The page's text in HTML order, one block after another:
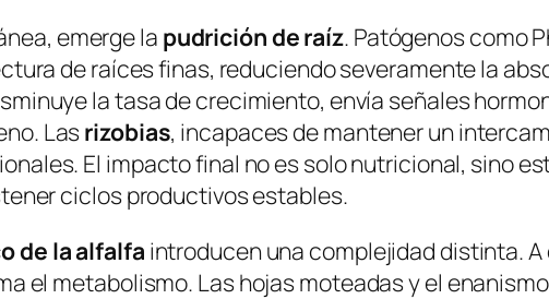
emerge la pudrición de raíz. Patógenos como
de raíces finas, reduciendo severamente la
la tasa de crecimiento, envía señales
Lasrizobias, incapaces de mantener un
El impacto final no es solo nutricional, sino
ciclos productivos estables.
de la alfalfa introducen una complejidad distinta.
el metabolismo. Las hojas moteadas y el